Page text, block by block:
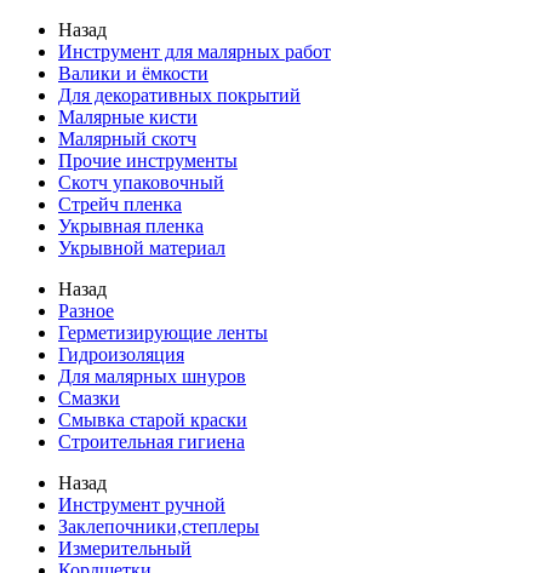
Назад
Инструмент для малярных работ
Валики и ёмкости
Для декоративных покрытий
Малярные кисти
Малярный скотч
Прочие инструменты
Скотч упаковочный
Стрейч пленка
Укрывная пленка
Укрывной материал
Назад
Разное
Герметизирующие ленты
Гидроизоляция
Для малярных шнуров
Смазки
Смывка старой краски
Строительная гигиена
Назад
Инструмент ручной
Заклепочники,степлеры
Измерительный